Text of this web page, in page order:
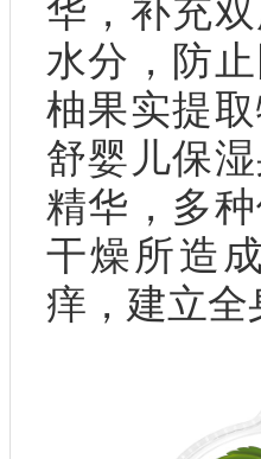
华，补充
水分，防
柚果实提
舒婴儿保
精华，多
干燥所造
痒，建立全